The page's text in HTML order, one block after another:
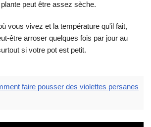
peut être assez sèche.
vous vivez et la température qu'il fait,
être arroser quelques fois par jour au
si votre pot est petit.
faire pousser des violettes persanes